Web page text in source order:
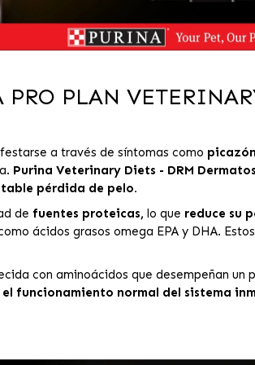
PLAN
a través de síntomas como
Purina Veterinary Diets - DRM
pérdida de pelo.
de fuentes proteicas, lo que reduce su
ácidos grasos omega EPA y DHA.
con aminoácidos que desempeñan un
funcionamiento normal del sistema